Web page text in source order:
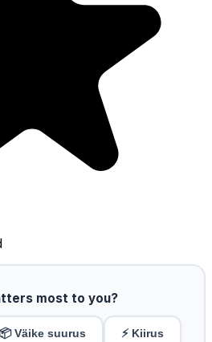
most to you?
📦 Väike suurus ⚡ Kiirus